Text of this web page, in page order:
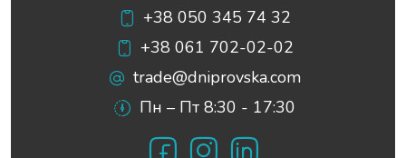
+38 050 345 74 32
+38 061 702-02-02
trade@dniprovska.com
Пн – Пт 8:30 - 17:30